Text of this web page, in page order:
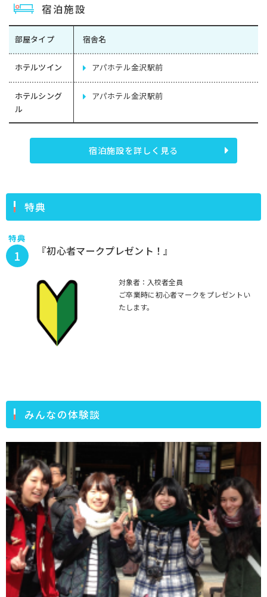
宿泊施設
部屋タイプ 宿舎名
ホテルツイン アパホテル金沢駅前
ホテルシング
ル
アパホテル金沢駅前
宿泊施設を詳しく見る
特典
特典
1 『初心者マークプレゼント！』
対象者：入校者全員
ご卒業時に初心者マークをプレゼントい
たします。
みんなの体験談